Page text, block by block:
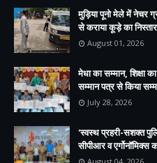
मुड़िया पूनो मेले में नेचर
से कराया कूड़े का
August 01, 2026
मेधा का सम्मान, शिक्षा
सम्मान पत्र से किया
July 28, 2026
'स्वस्थ प्रहरी-सशक्त
सीपीआर व एर्गोनॉमिक्स